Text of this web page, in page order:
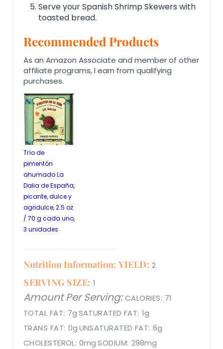
Serve your Spanish Shrimp Skewers with
toasted bread.
Recommended Products
As an Amazon Associate and member of other
affiliate programs, I earn from qualifying
purchases.
Trío de
pimentón
ahumado La
Dalia de España,
picante, dulce y
agridulce, 2.5 oz
/ 70 g cada uno,
3 unidades
Nutrition Information: YIELD: 2
SERVING SIZE: 1
Amount Per Serving: CALORIES: 71
TOTAL FAT: 7gSATURATED FAT: 1g
TRANS FAT: 0gUNSATURATED FAT: 6g
CHOLESTEROL: 0mg SODIUM: 298mg